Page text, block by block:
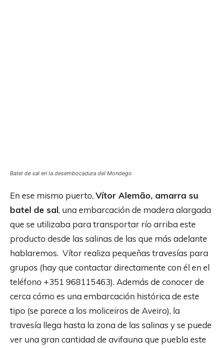
Batel de sal en la desembocadura del Mondego
En ese mismo puerto, Vítor Alemão, amarra su
batel de sal, una embarcación de madera alargada
que se utilizaba para transportar río arriba este
producto desde las salinas de las que más adelante
hablaremos. Vítor realiza pequeñas travesías para
grupos (hay que contactar directamente con él en el
teléfono +351 968115463). Además de conocer de
cerca cómo es una embarcación histórica de este
tipo (se parece a los moliceiros de Aveiro), la
travesía llega hasta la zona de las salinas y se puede
ver una gran cantidad de avifauna que puebla este